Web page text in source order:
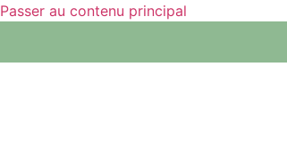
Passer au contenu principal